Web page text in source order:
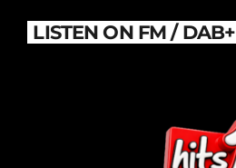
LISTEN ON FM / DAB+